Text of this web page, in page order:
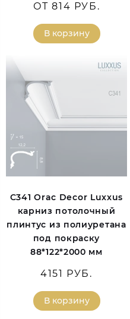
ОТ 814 РУБ.
В корзину
C341 Orac Decor Luxxus
карниз потолочный
плинтус из полиуретана
под покраску
88*122*2000 мм
4151 РУБ.
В корзину